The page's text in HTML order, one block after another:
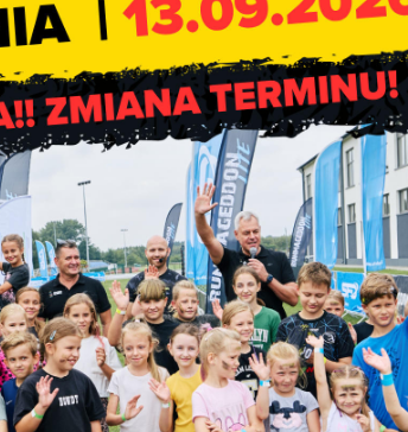
Rząśni
w naszej gminie pod hasłem „Lato w
adresem:
rzasnia.pl/lato
jednostki. W sprawie szczegółów
– prowadzony indywidualnie przez
w Rząśni: